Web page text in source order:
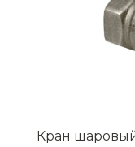
Кран